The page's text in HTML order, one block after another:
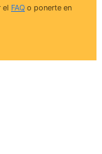
el FAQ o ponerte en